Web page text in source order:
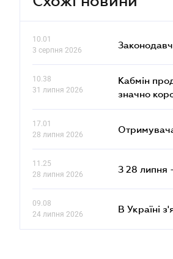
10.01
3 серпня 2026
10.38
31 липня 2026
Кабмін
значно
17.01
28 липня 2026
11.25
28 липня 2026
З 28 липня
09.08
24 липня 2026
В Україні